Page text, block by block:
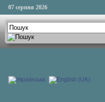
07 серпня 2026